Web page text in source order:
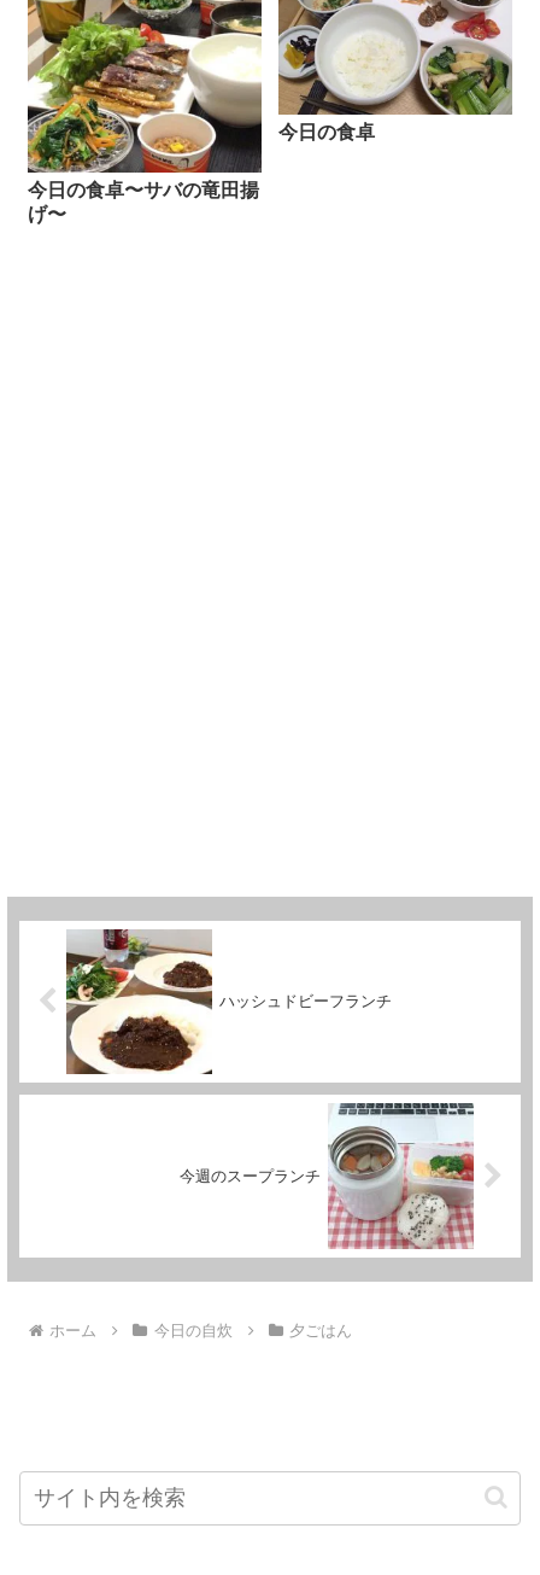
今日の食卓〜サバの竜田揚
げ〜
今日の食卓
ハッシュドビーフランチ
今週のスープランチ
ホーム 今日の自炊 夕ごはん